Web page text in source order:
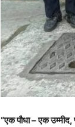
“एक पौधा – एक उम्मीद,